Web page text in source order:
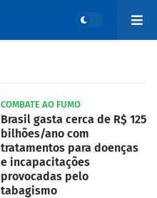
COMBATE AO FUMO
Brasil gasta cerca de R$ 125
bilhões/ano com
tratamentos para doenças
e incapacitações
provocadas pelo
tabagismo